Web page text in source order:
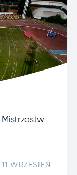
Mistrzostw
11 WRZESIEŃ